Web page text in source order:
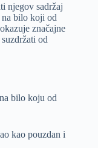
njegov sadržaj
na bilo koji od
značajne
od
bilo koju od
kao pouzdan i